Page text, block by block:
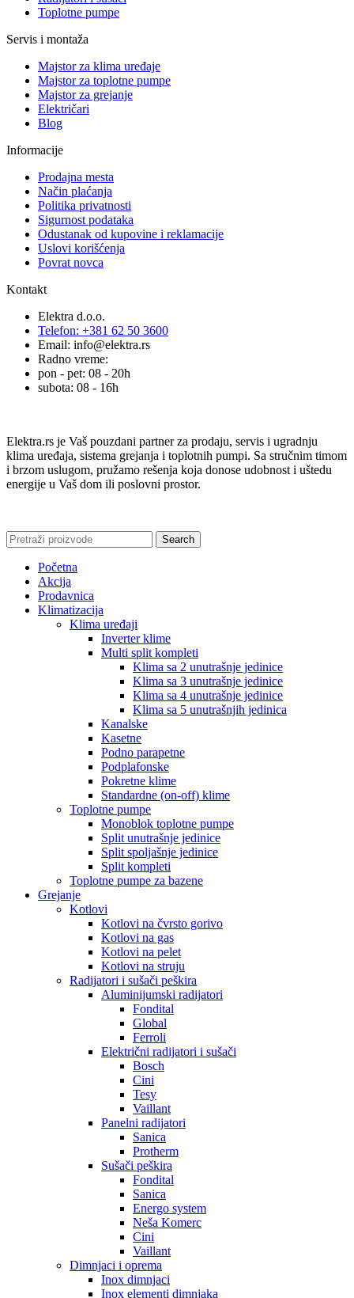
Toplotne pumpe
Servis i montaža
Majstor za klima uređaje
Majstor za toplotne pumpe
Majstor za grejanje
Električari
Blog
Informacije
Prodajna mesta
Način plaćanja
Politika privatnosti
Sigurnost podataka
Odustanak od kupovine i reklamacije
Uslovi korišćenja
Povrat novca
Kontakt
Elektra d.o.o.
Telefon: +381 62 50 3600
Email: info@elektra.rs
Radno vreme:
pon - pet: 08 - 20h
subota: 08 - 16h
Elektra.rs je Vaš pouzdani partner za prodaju, servis i ugradnju
klima uređaja, sistema grejanja i toplotnih pumpi. Sa stručnim timom
i brzom uslugom, pružamo rešenja koja donose udobnost i uštedu
energije u Vaš dom ili poslovni prostor.
Search
Početna
Akcija
Prodavnica
Klimatizacija
Klima uređaji
Inverter klime
Multi split kompleti
Klima sa 2 unutrašnje jedinice
Klima sa 3 unutrašnje jedinice
Klima sa 4 unutrašnje jedinice
Klima sa 5 unutrašnjih jedinica
Kanalske
Kasetne
Podno parapetne
Podplafonske
Pokretne klime
Standardne (on-off) klime
Toplotne pumpe
Monoblok toplotne pumpe
Split unutrašnje jedinice
Split spoljašnje jedinice
Split kompleti
Toplotne pumpe za bazene
Grejanje
Kotlovi
Kotlovi na čvrsto gorivo
Kotlovi na gas
Kotlovi na pelet
Kotlovi na struju
Radijatori i sušači peškira
Aluminijumski radijatori
Fondital
Global
Ferroli
Električni radijatori i sušači
Bosch
Cini
Tesy
Vaillant
Panelni radijatori
Sanica
Protherm
Sušači peškira
Fondital
Sanica
Energo system
Neša Komerc
Cini
Vaillant
Dimnjaci i oprema
Inox dimnjaci
Inox elementi dimnjaka